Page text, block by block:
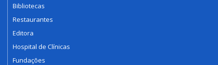
Bibliotecas
Restaurantes
Editora
Hospital de Clínicas
Fundações